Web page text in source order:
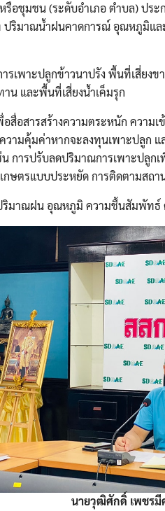
รือชุมชน (ระดับอำเภอ ตำบล) ป
ริมาณน้ำฝนคาดการณ์ อุณหภูมิแล
รเพาะปลูกข้าวนาปรัง พื้นที่เสี่ย
น และพื้นที่เสี่ยงน้ำเค็มรุก
สื่อสารสร้างความตระหนัก ความ
มคุ้มค่าหากจะลงทุนเพาะปลูก แ
การปรับลดปริมาณการเพาะปลูก
กษตรแบบประหยัด การติดตามสถ
มาณฝน อุณหภูมิ ความชื้นสัมพัทธ์
นายวุฒิศักดิ์ เพชรมี